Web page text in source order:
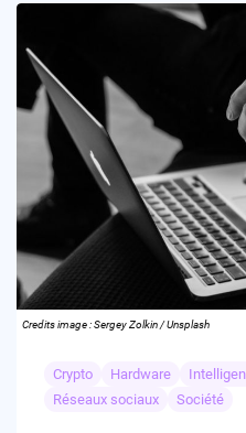
Credits image : Sergey Zolkin / Unsplash
Crypto Hardware
Réseaux sociaux
Société